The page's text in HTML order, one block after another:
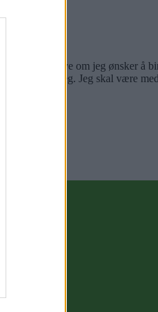
jul tenkt mye om jeg ønsker å
og på meg. Jeg skal være